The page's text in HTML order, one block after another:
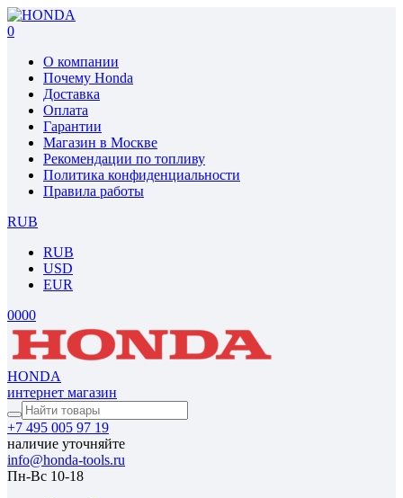
0
О компании
Почему Honda
Доставка
Оплата
Гарантии
Магазин в Москве
Рекомендации по топливу
Политика конфиденциальности
Правила работы
RUB
RUB
USD
EUR
0000
HONDA
интернет магазин
+7 495 005 97 19
наличие уточняйте
info@honda-tools.ru
Пн-Вс 10-18